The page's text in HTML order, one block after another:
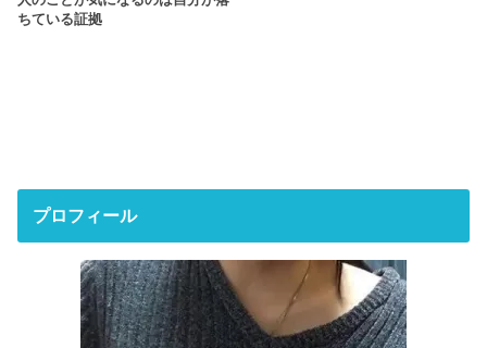
ちている証拠
プロフィール